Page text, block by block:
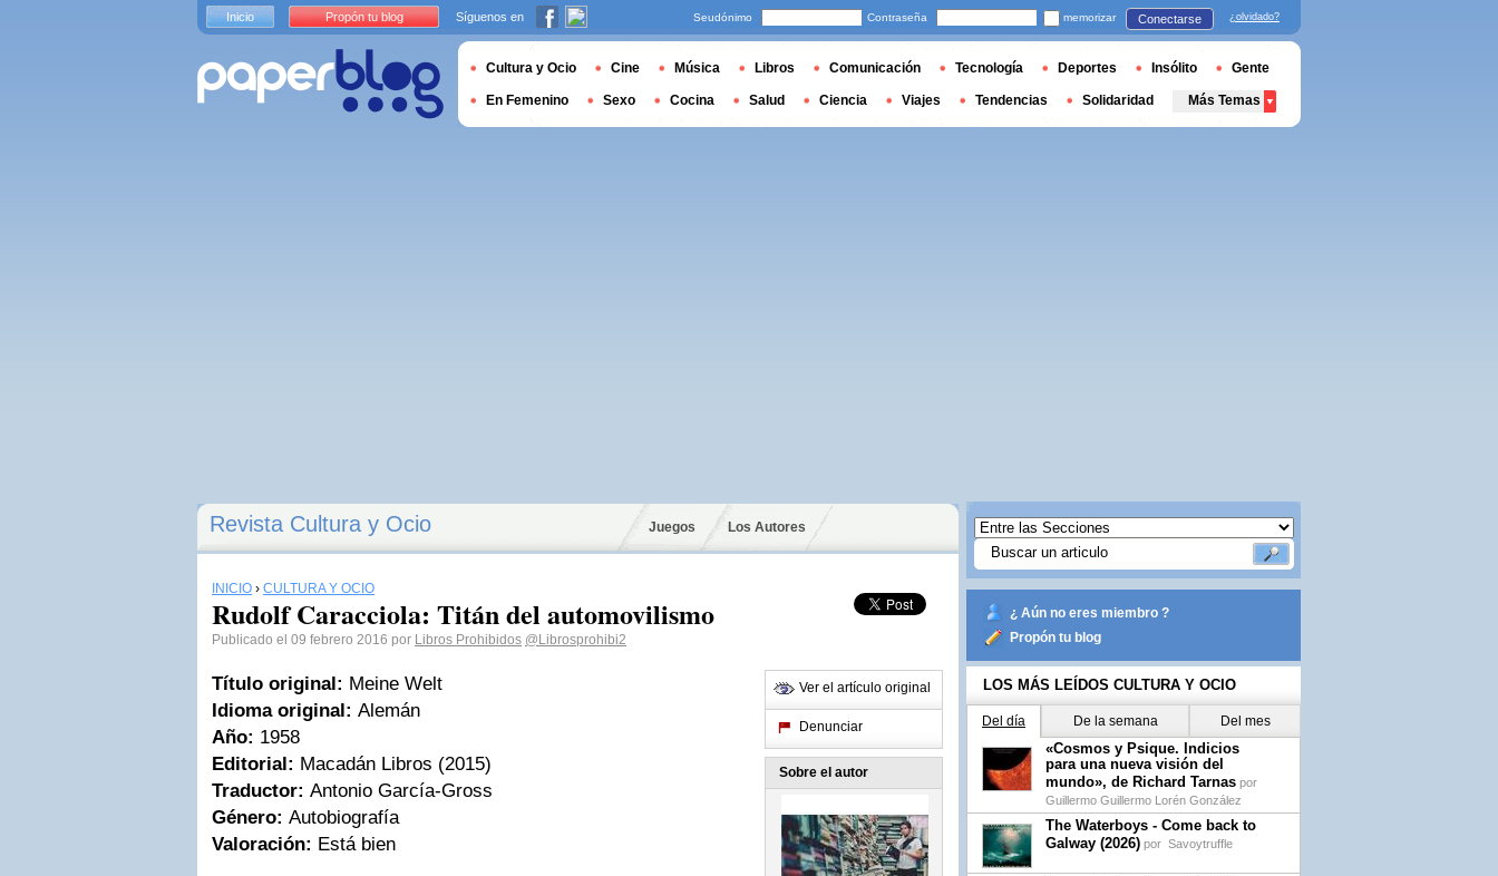
Revista Cultura y Ocio Juegos Los Autores
INICIO › CULTURA Y OCIO
Rudolf Caracciola: Titán del automovilismo
Publicado el 09 febrero 2016 por Libros Prohibidos @Librosprohibi2
Título original: Meine Welt
Idioma original: Alemán
Año: 1958
Editorial: Macadán Libros (2015)
Traductor: Antonio García-Gross
Género: Autobiografía
Valoración: Está bien
Ver el artículo original
Denunciar
Sobre el autor
¿ Aún no eres miembro ?
Propón tu blog
LOS MÁS LEÍDOS CULTURA Y OCIO
Del día De la semana Del mes
«Cosmos y Psique. Indicios
para una nueva visión del
mundo», de Richard Tarnas por
Guillermo Guillermo Lorén González
The Waterboys - Come back to
Galway (2026) por Savoytruffle
Inicio Propón tu blog Síguenos en Seudónimo Contraseña memorizar Conectarse ¿olvidado?
Cultura y Ocio Cine Música Libros Comunicación Tecnología Deportes Insólito Gente
En Femenino Sexo Cocina Salud Ciencia Viajes Tendencias Solidaridad Más Temas